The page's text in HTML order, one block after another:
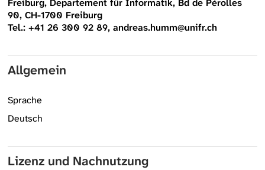
Freiburg, Departement für Informatik, Bd de Pérolles
90, CH-1700 Freiburg
Tel.: +41 26 300 92 89, andreas.humm@unifr.ch
Allgemein
Sprache
Deutsch
Lizenz und Nachnutzung